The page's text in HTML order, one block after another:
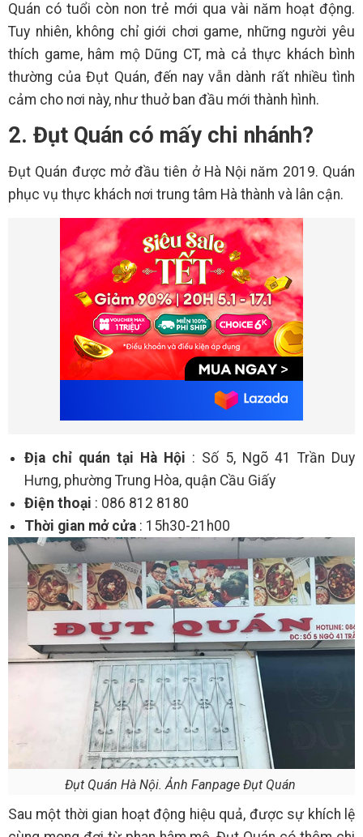
Quán có tuổi còn non trẻ mới qua vài năm hoạt động.
Tuy nhiên, không chỉ giới chơi game, những người yêu
thích game, hâm mộ Dũng CT, mà cả thực khách bình
thường của Đụt Quán, đến nay vẫn dành rất nhiều tình
cảm cho nơi này, như thuở ban đầu mới thành hình.
2. Đụt Quán có mấy chi nhánh?
Đụt Quán được mở đầu tiên ở Hà Nội năm 2019. Quán
phục vụ thực khách nơi trung tâm Hà thành và lân cận.
Địa chỉ quán tại Hà Hội : Số 5, Ngõ 41 Trần Duy
Hưng, phường Trung Hòa, quận Cầu Giấy
Điện thoại : 086 812 8180
Thời gian mở cửa : 15h30-21h00
Đụt Quán Hà Nội. Ảnh Fanpage Đụt Quán
Sau một thời gian hoạt động hiệu quả, được sự khích lệ